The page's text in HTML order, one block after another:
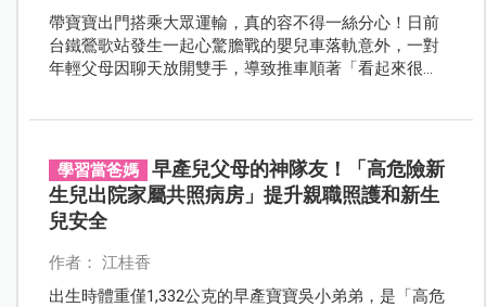
帶寶寶出門搭乘大眾運輸，真的容不得一絲分心！日前
台鐵鶯歌站發生一起心驚膽戰的嬰兒車落軌意外，一對
年輕父母因聊天放開雙手，導致推車順著「看起來很
學習當爸媽
早產兒父母的神隊友！「高危險新
生兒出院家屬共照病房」提升親職照護和新生
兒安全
作者： 江桂香
出生時體重僅1,332公克的早產寶寶吳小弟弟，是「高危